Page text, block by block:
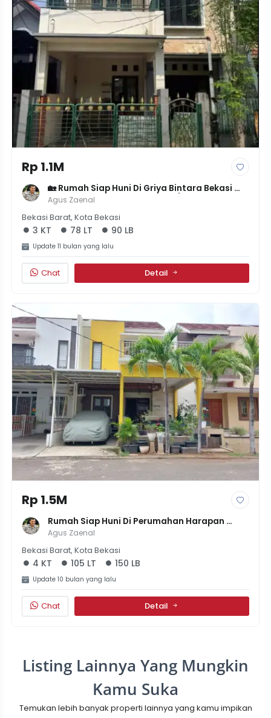
Rp 1.1M
🏡 Rumah Siap Huni Di Griya Bintara Bekasi
Barat - LT 78m² LB 90m² - 3KT/2KM - SHM &
IMB - 1.1M NEGO!
Agus Zaenal
Bekasi Barat, Kota Bekasi
3 KT 78 LT 90 LB
Update 11 bulan yang lalu
Chat Detail
Rp 1.5M
Rumah Siap Huni Di Perumahan Harapan
Indah Bekasi, 3+1 KT, Semi Furnished, Dekat
Tol
Agus Zaenal
Bekasi Barat, Kota Bekasi
4 KT 105 LT 150 LB
Update 10 bulan yang lalu
Chat Detail
Listing Lainnya Yang Mungkin
Kamu Suka
Temukan lebih banyak properti lainnya yang kamu impikan